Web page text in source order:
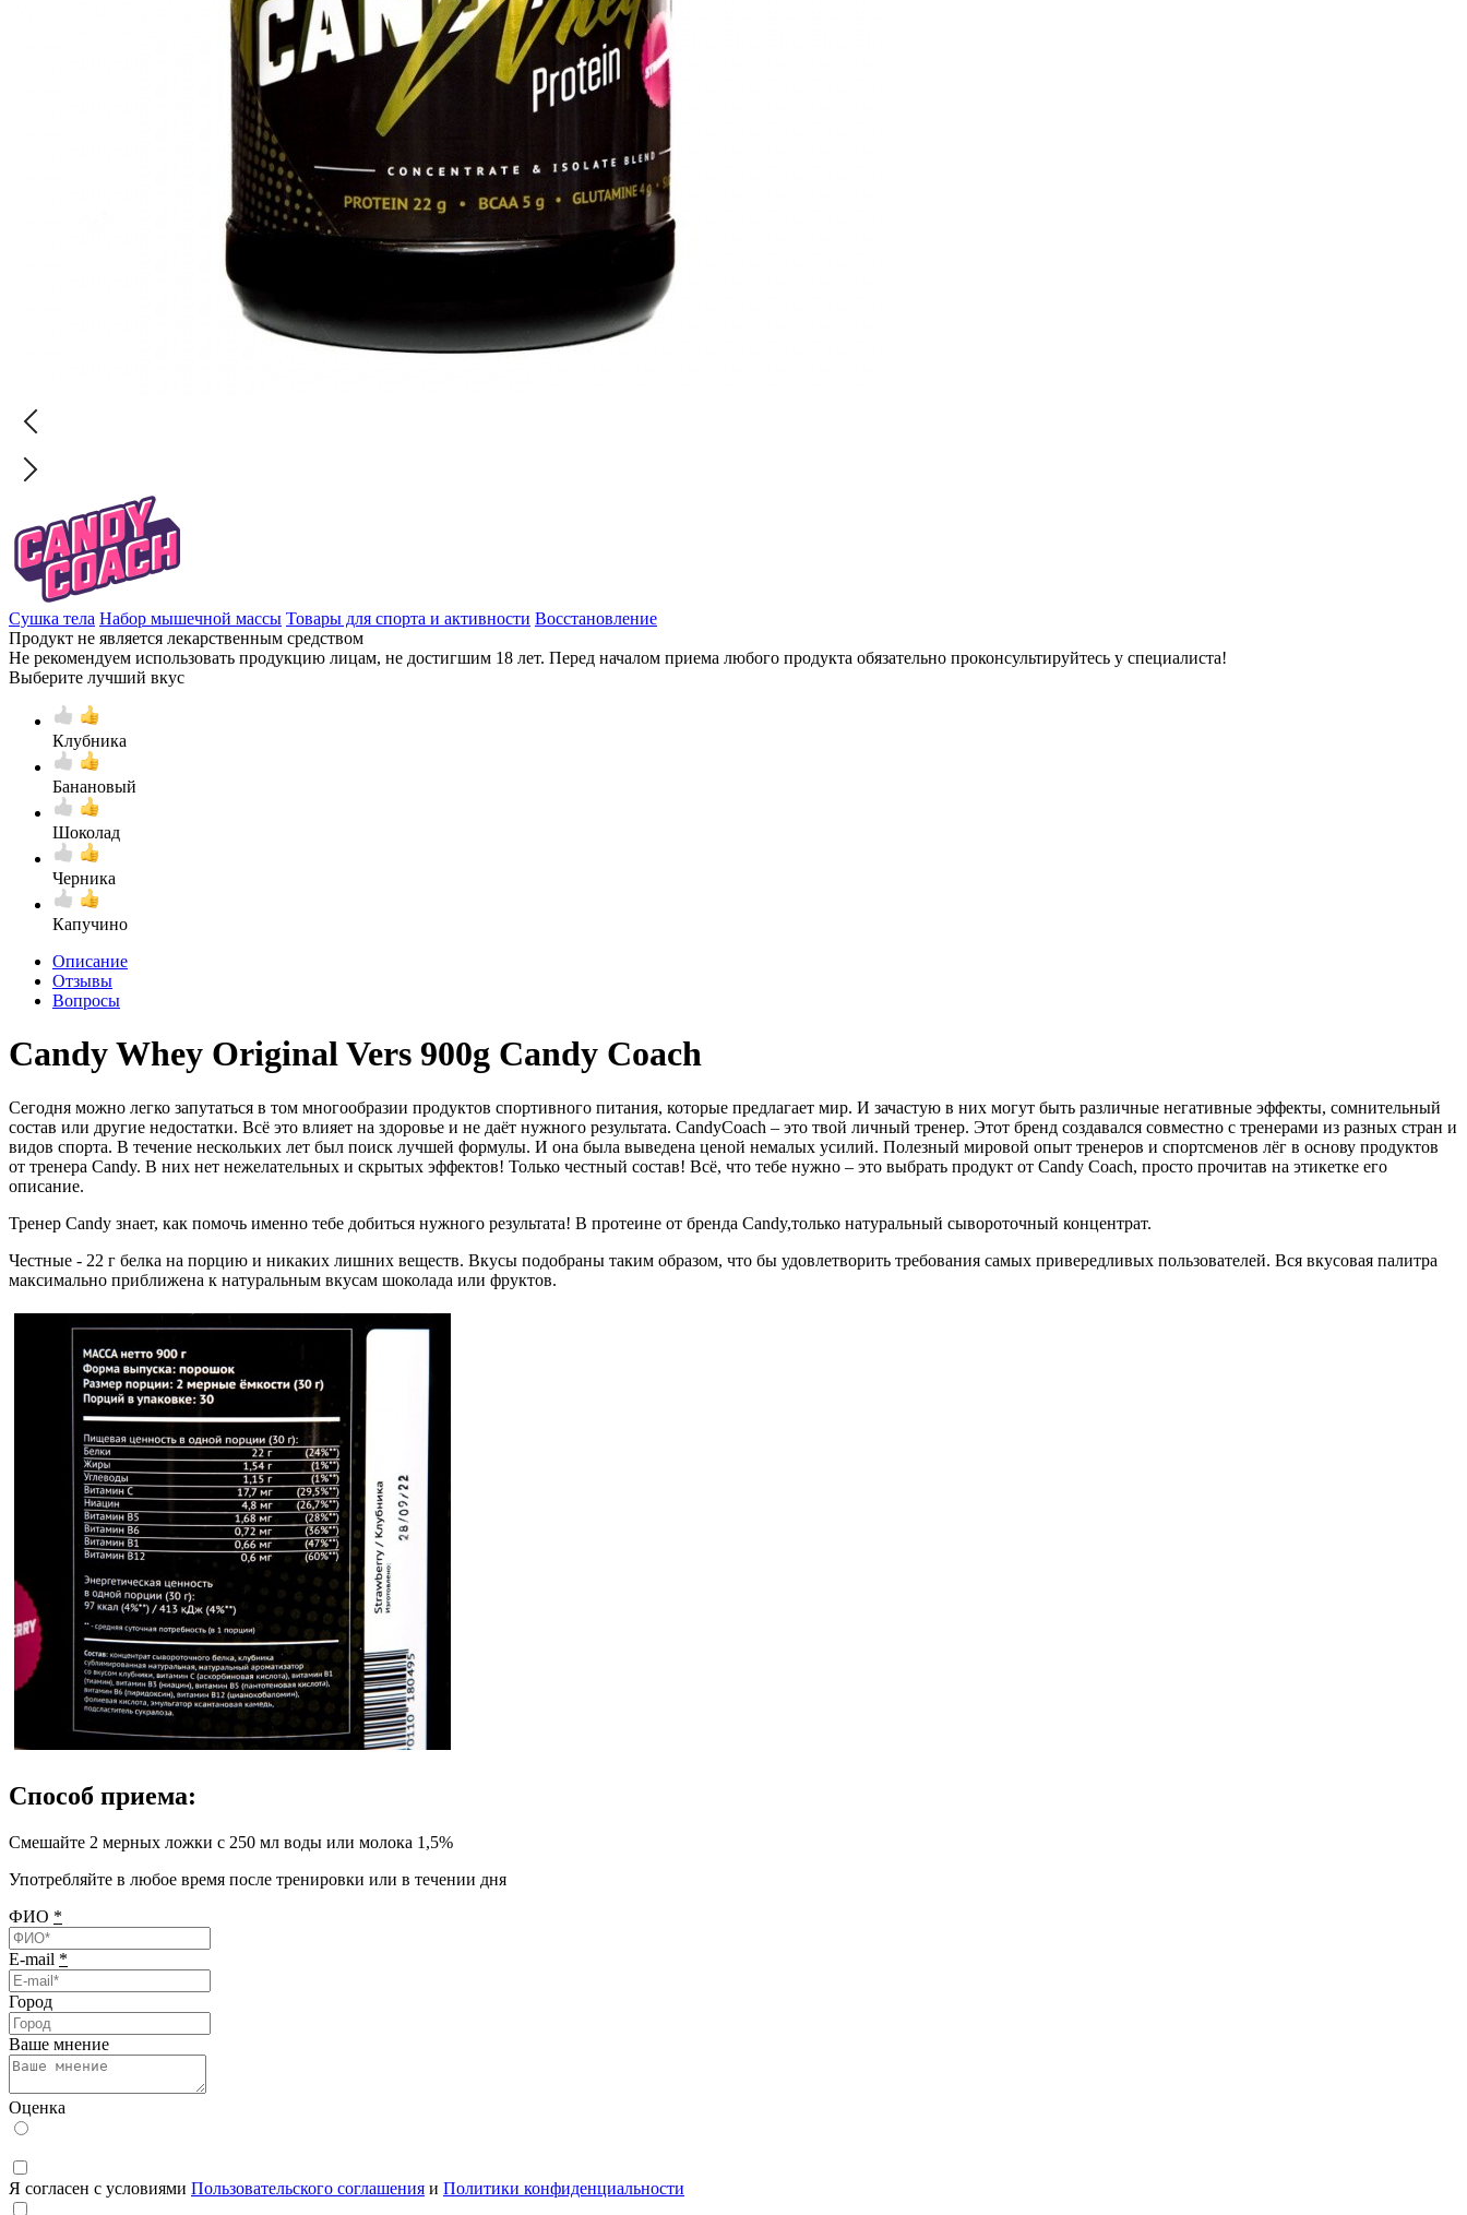
Сушка тела Набор мышечной массы Товары для спорта и активности Восстановление
Продукт не является лекарственным средством
Не рекомендуем использовать продукцию лицам, не достигшим 18 лет. Перед началом приема любого продукта обязательно проконсультируйтесь у специалиста!
Выберите лучший вкус
Клубника
Банановый
Шоколад
Черника
Капучино
Описание
Отзывы
Вопросы
Candy Whey Original Vers 900g Candy Coach
Сегодня можно легко запутаться в том многообразии продуктов спортивного питания, которые предлагает мир. И зачастую в них могут быть различные негативные эффекты, сомнительный
состав или другие недостатки. Всё это влияет на здоровье и не даёт нужного результата. CandyCoach – это твой личный тренер. Этот бренд создавался совместно с тренерами из разных стран и
видов спорта. В течение нескольких лет был поиск лучшей формулы. И она была выведена ценой немалых усилий. Полезный мировой опыт тренеров и спортсменов лёг в основу продуктов
от тренера Candy. В них нет нежелательных и скрытых эффектов! Только честный состав! Всё, что тебе нужно – это выбрать продукт от Candy Coach, просто прочитав на этикетке его
описание.
Тренер Candy знает, как помочь именно тебе добиться нужного результата! В протеине от бренда Candy,только натуральный сывороточный концентрат.
Честные - 22 г белка на порцию и никаких лишних веществ. Вкусы подобраны таким образом, что бы удовлетворить требования самых привередливых пользователей. Вся вкусовая палитра
максимально приближена к натуральным вкусам шоколада или фруктов.
Способ приема:
Смешайте 2 мерных ложки с 250 мл воды или молока 1,5%
Употребляйте в любое время после тренировки или в течении дня
ФИО *
E-mail *
Город
Ваше мнение
Оценка
Я согласен с условиями Пользовательского соглашения и Политики конфиденциальности